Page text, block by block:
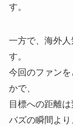
す。
一方で、海外
す。
今回のファン
かで、
目標への距離は
バズの瞬間より